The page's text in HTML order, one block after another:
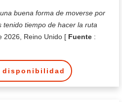
buena forma de moverse por
tenido tiempo de hacer la ruta
2026, Reino Unido [ Fuente :
disponibilidad